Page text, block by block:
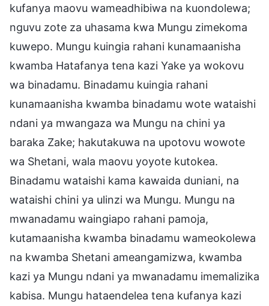
kufanya maovu wameadhibiwa na kuondolewa;
nguvu zote za uhasama kwa Mungu zimekoma
kuwepo. Mungu kuingia rahani kunamaanisha
kwamba Hatafanya tena kazi Yake ya wokovu
wa binadamu. Binadamu kuingia rahani
kunamaanisha kwamba binadamu wote wataishi
ndani ya mwangaza wa Mungu na chini ya
baraka Zake; hakutakuwa na upotovu wowote
wa Shetani, wala maovu yoyote kutokea.
Binadamu wataishi kama kawaida duniani, na
wataishi chini ya ulinzi wa Mungu. Mungu na
mwanadamu waingiapo rahani pamoja,
kutamaanisha kwamba binadamu wameokolewa
na kwamba Shetani ameangamizwa, kwamba
kazi ya Mungu ndani ya mwanadamu imemalizika
kabisa. Mungu hataendelea tena kufanya kazi